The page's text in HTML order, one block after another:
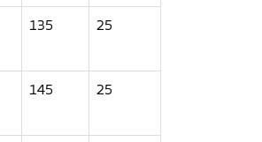
135 25
145 25